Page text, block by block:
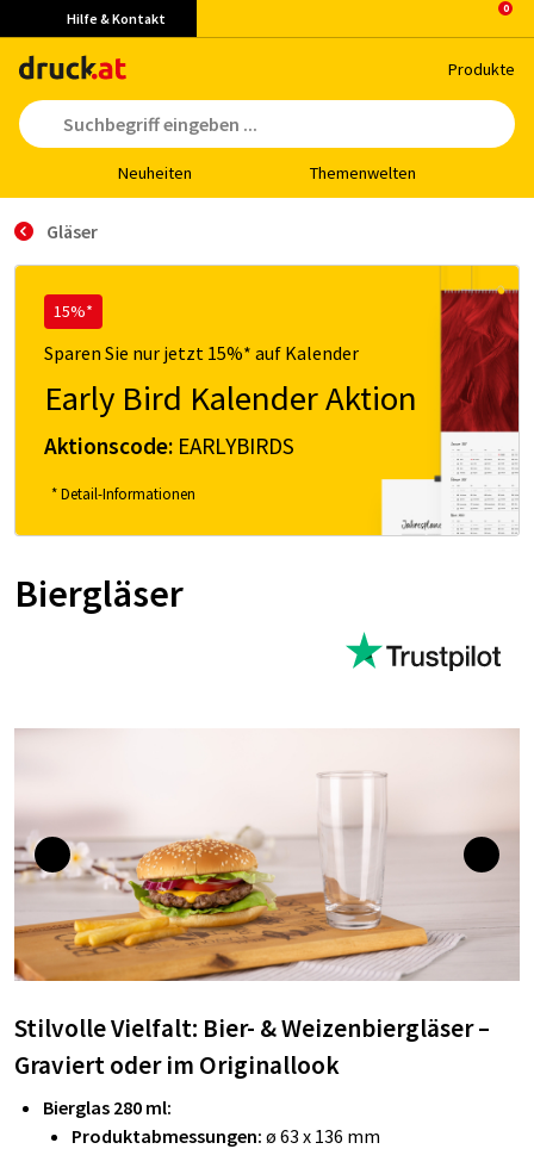
Hilfe & Kontakt
Pro­duk­te
Neu­hei­ten The­men­wel­ten
Gläser
15%*
Sparen Sie nur jetzt 15%* auf Kalender
Early Bird Kalender Aktion
Aktionscode: EARLYBIRDS
* Detail-Informationen
Biergläser
Stilvolle Vielfalt: Bier- & Weizenbiergläser –
Graviert oder im Originallook
Bierglas 280 ml:
Produktabmessungen: ø 63 x 136 mm